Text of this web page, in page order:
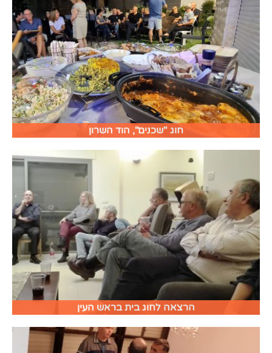
חוג "שכנים", הוד השרון
הרצאה לחוג בית בראש העין